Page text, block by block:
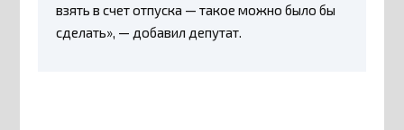
взять в счет отпуска — такое можно было бы
сделать», — добавил депутат.